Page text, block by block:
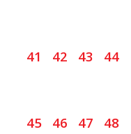
41 42 43 44
45 46 47 48